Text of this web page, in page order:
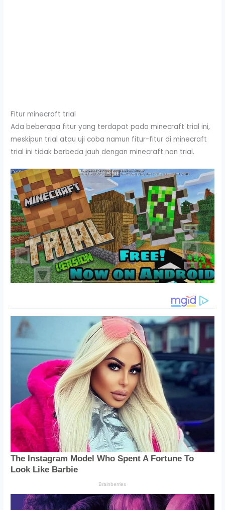
Fitur minecraft trial
Ada beberapa fitur yang terdapat pada minecraft trial ini,
meskipun trial atau uji coba namun fitur-fitur di minecraft
trial ini tidak berbeda jauh dengan minecraft non trial.